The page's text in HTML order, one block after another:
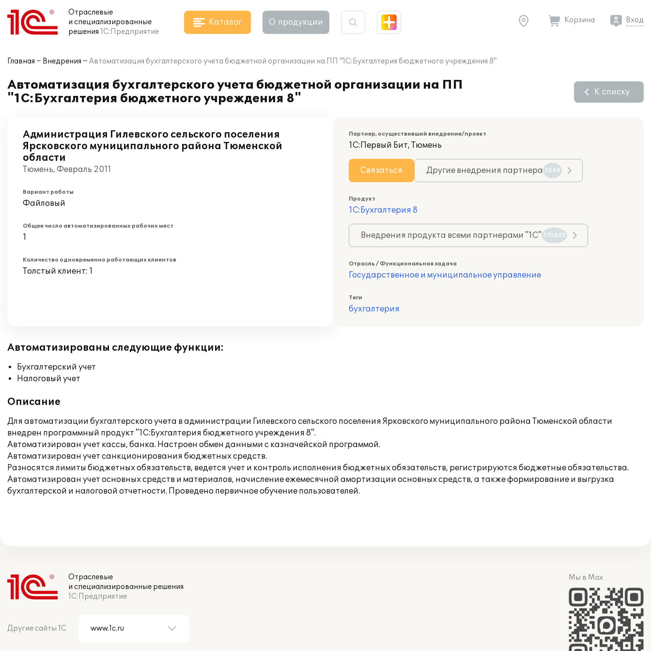
Отраслевые
и специализированные
решения 1С:Предприятие
Каталог О продукции Корзина Вход
Главная Внедрения Автоматизация бухгалтерского учета бюджетной организации на ПП "1С:Бухгалтерия бюджетного учреждения 8"
Автоматизация бухгалтерского учета бюджетной организации на ПП
"1С:Бухгалтерия бюджетного учреждения 8"
К списку
Администрация Гилевского сельского поселения
Ярсковского муниципального района Тюменской
области
Тюмень, Февраль 2011
Вариант работы
Файловый
Общее число автоматизированных рабочих мест
1
Количество одновременно работающих клиентов
Толстый клиент: 1
Партнер, осуществивший внедрение/проект
1С:Первый Бит, Тюмень
Связаться Другие внедрения партнера 3540
Продукт
1С:Бухгалтерия 8
Внедрения продукта всеми партнерами "1С" 575825
Отрасль / Функциональная задача
Государственное и муниципальное управление
Теги
бухгалтерия
Автоматизированы следующие функции:
Бухгалтерский учет
Налоговый учет
Описание
Для автоматизации бухгалтерского учета в администрации Гилевского сельского поселения Ярковского муниципального района Тюменской области
внедрен программный продукт "1С:Бухгалтерия бюджетного учреждения 8".
Автоматизирован учет кассы, банка. Настроен обмен данными с казначейской программой.
Автоматизирован учет санкционирования бюджетных средств.
Разносятся лимиты бюджетных обязательств, ведется учет и контроль исполнения бюджетных обязательств, регистрируются бюджетные обязательства.
Автоматизирован учет основных средств и материалов, начисление ежемесячной амортизации основных средств, а также формирование и выгрузка
бухгалтерской и налоговой отчетности. Проведено первичное обучение пользователей.
Отраслевые
и специализированные решения
1С:Предприятие
Другие сайты 1С
Мы в Max